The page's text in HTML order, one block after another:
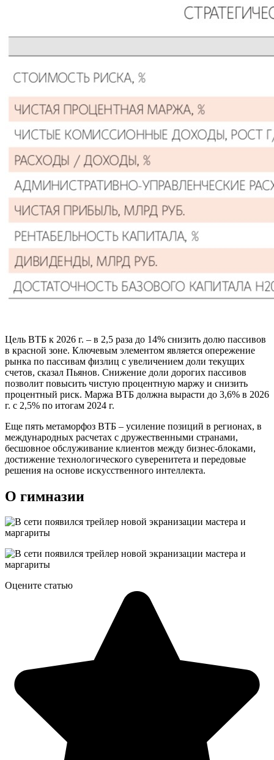
Цель ВТБ к 2026 г. – в 2,5 раза до 14% снизить долю пассивов
в красной зоне. Ключевым элементом является опережение
рынка по пассивам физлиц с увеличением доли текущих
счетов, сказал Пьянов. Снижение доли дорогих пассивов
позволит повысить чистую процентную маржу и снизить
процентный риск. Маржа ВТБ должна вырасти до 3,6% в 2026
г. с 2,5% по итогам 2024 г.
Еще пять метаморфоз ВТБ – усиление позиций в регионах, в
международных расчетах с дружественными странами,
бесшовное обслуживание клиентов между бизнес-блоками,
достижение технологического суверенитета и передовые
решения на основе искусственного интеллекта.
О гимназии
Оцените статью